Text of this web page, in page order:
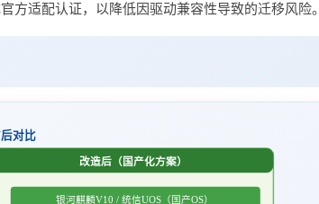
方适配认证，以降低因驱动兼容性导致的迁移风险。
对比
改造后（国产化方案）
银河麒麟V10 / 统信UOS（国产OS）